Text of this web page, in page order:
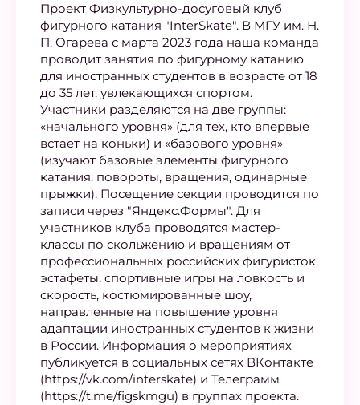
Проект Физкультурно-досуговый клуб
фигурного катания "InterSkate". В МГУ им. Н.
П. Огарева с марта 2023 года наша команда
проводит занятия по фигурному катанию
для иностранных студентов в возрасте от 18
до 35 лет, увлекающихся спортом.
Участники разделяются на две группы:
«начального уровня» (для тех, кто впервые
встает на коньки) и «базового уровня»
(изучают базовые элементы фигурного
катания: повороты, вращения, одинарные
прыжки). Посещение секции проводится по
записи через "Яндекс.Формы". Для
участников клуба проводятся мастер-
классы по скольжению и вращениям от
профессиональных российских фигуристок,
эстафеты, спортивные игры на ловкость и
скорость, костюмированные шоу,
направленные на повышение уровня
адаптации иностранных студентов к жизни
в России. Информация о мероприятиях
публикуется в социальных сетях ВКонтакте
(https://vk.com/interskate) и Телеграмм
(https://t.me/figskmgu) в группах проекта.